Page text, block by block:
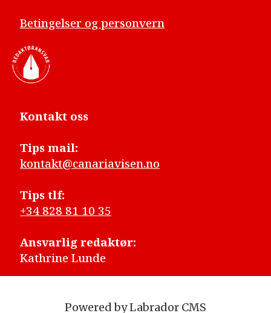
Betingelser og personvern
Kontakt oss
Tips mail:
kontakt@canariavisen.no
Tips tlf:
+34 828 81 10 35
Ansvarlig redaktør:
Kathrine Lunde
Powered by Labrador CMS